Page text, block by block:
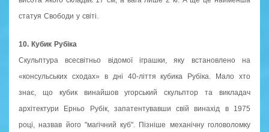
статуя Свободи у світі.
10. Кубик Рубіка
Скульптура всесвітньо відомої іграшки, яку встановлено на
«консульських сходах» в дні 40-ліття кубика Рубіка. Мало хто
знає, що кубик винайшов угорський скульптор та викладач
архітектури Ерньо Рубік, запатентувавши свій винахід в 1975
році, назвав його "магічний куб". Пізніше механічну головоломку